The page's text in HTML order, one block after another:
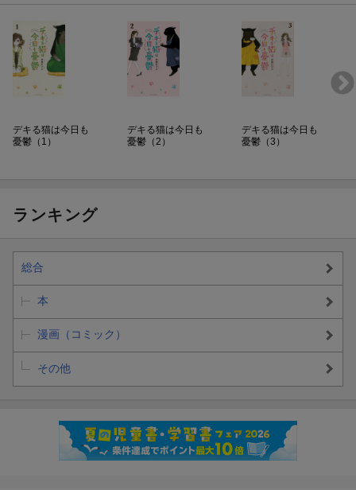
デキる猫は今日も
憂鬱（1）
デキる猫は今日も
憂鬱（2）
デキる猫は今日も
憂鬱（3）
ランキング
総合
本
漫画（コミック）
その他